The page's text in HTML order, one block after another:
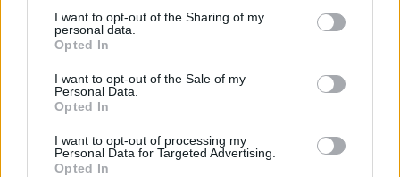
I want to opt-out of the Sharing of my
personal data.
Opted In
I want to opt-out of the Sale of my
Personal Data.
Opted In
I want to opt-out of processing my
Personal Data for Targeted Advertising.
Opted In
raccolta alimentare per sostenere gli animali
assistiti dall’Enpa. Per tutta la giornata di
sabato 13 giugno i volontari
dell’associazione saranno presenti nei due
punti vendita Arcaplanet per raccogliere
cibo e prodotti destinati agli animali seguiti